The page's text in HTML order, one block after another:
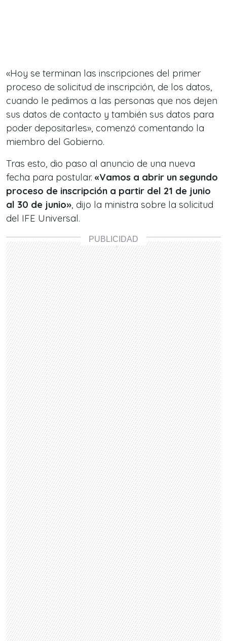
«Hoy se terminan las inscripciones del primer
proceso de solicitud de inscripción, de los datos,
cuando le pedimos a las personas que nos dejen
sus datos de contacto y también sus datos para
poder depositarles», comenzó comentando la
miembro del Gobierno.
Tras esto, dio paso al anuncio de una nueva
fecha para postular. «Vamos a abrir un segundo
proceso de inscripción a partir del 21 de junio
al 30 de junio», dijo la ministra sobre la solicitud
del IFE Universal.